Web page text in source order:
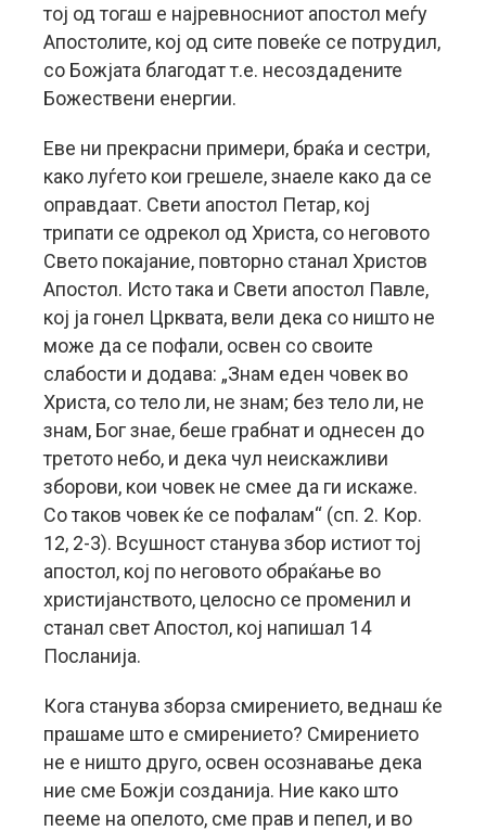
тој од тогаш е најревносниот апостол меѓу
Апостолите, кој од сите повеќе се потрудил,
со Божјата благодат т.е. несоздадените
Божествени енергии.
Еве ни прекрасни примери, браќа и сестри,
како луѓето кои грешеле, знаеле како да се
оправдаат. Свети апостол Петар, кој
трипати се одрекол од Христа, со неговото
Свето покајание, повторно станал Христов
Апостол. Исто така и Свети апостол Павле,
кој ја гонел Црквата, вели дека со ништо не
може да се пофали, освен со своите
слабости и додава: „Знам еден човек во
Христа, со тело ли, не знам; без тело ли, не
знам, Бог знае, беше грабнат и однесен до
третото небо, и дека чул неискажливи
зборови, кои човек не смее да ги искаже.
Со таков човек ќе се пофалам“ (сп. 2. Кор.
12, 2-3). Всушност станува збор истиот тој
апостол, кој по неговото обраќање во
христијанството, целосно се променил и
станал свет Апостол, кој напишал 14
Посланија.
Кога станува зборза смирението, веднаш ќе
прашаме што е смирението? Смирението
не е ништо друго, освен осознавање дека
ние сме Божји созданија. Ние како што
пееме на опелото, сме прав и пепел, и во